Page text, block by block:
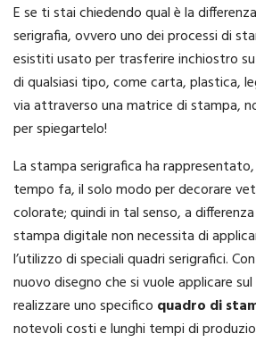
E se ti stai chiedendo qual è la
serigrafia, ovvero uno dei processi di
esistiti usato per trasferire inchiostro
di qualsiasi tipo, come carta, plastica,
via attraverso una matrice di stampa,
per spiegartelo!
La stampa serigrafica ha
tempo fa, il solo modo per decorare
colorate; quindi in tal senso, a
stampa digitale non necessita di
l’utilizzo di speciali quadri serigrafici.
nuovo disegno che si vuole applicare
realizzare uno specifico quadro di
notevoli costi e lunghi tempi di